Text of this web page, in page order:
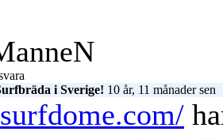
i Sverige! 10 år, 11 månader sen